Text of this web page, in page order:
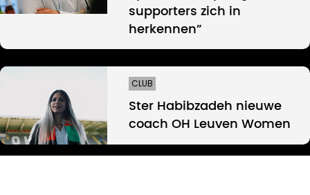
supporters zich in
herkennen”
CLUB
Ster Habibzadeh nieuwe
coach OH Leuven Women